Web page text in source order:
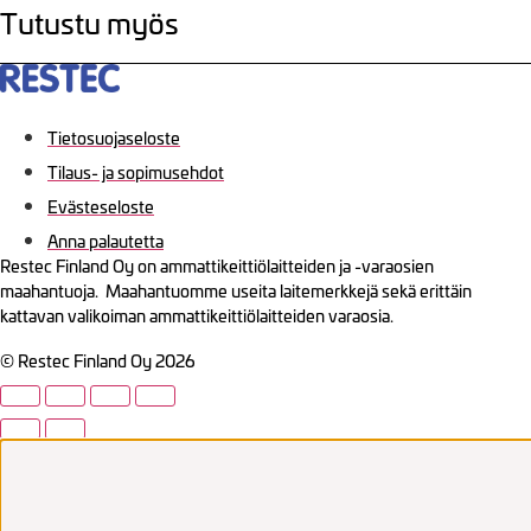
Tutustu myös
Tietosuojaseloste
Tilaus- ja sopimusehdot
Evästeseloste
Anna palautetta
Restec Finland Oy on ammattikeittiölaitteiden ja -varaosien
maahantuoja. Maahantuomme useita laitemerkkejä sekä erittäin
kattavan valikoiman ammattikeittiölaitteiden varaosia.
© Restec Finland Oy 2026